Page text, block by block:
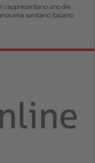
rappresentano uno dei
sanitario italiano